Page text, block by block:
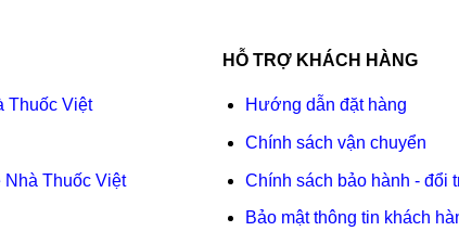
Thuốc Việt
Nhà Thuốc Việt
HỖ TRỢ KHÁCH HÀNG
Hướng dẫn đặt hàng
Chính sách vận chuyển
Chính sách bảo hành - đổi
Bảo mật thông tin khách